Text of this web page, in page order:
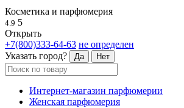
Косметика и парфюмерия
4.9 5
Открыть
+7(800)333-64-63 не определен
Указать город?
Да Нет
Интернет-магазин парфюмерии
Женская парфюмерия